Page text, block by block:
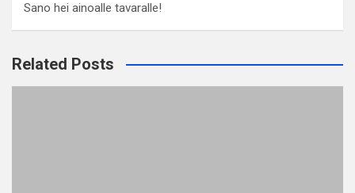
Sano hei ainoalle tavaralle!
Related Posts